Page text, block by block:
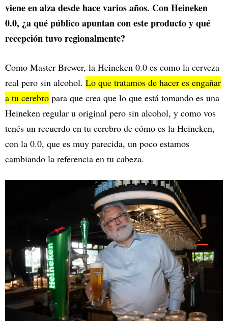
viene en alza desde hace varios años. Con Heineken
0.0, ¿a qué público apuntan con este producto y qué
recepción tuvo regionalmente?
Como Master Brewer, la Heineken 0.0 es como la cerveza
real pero sin alcohol. Lo que tratamos de hacer es engañar
a tu cerebro para que crea que lo que está tomando es una
Heineken regular u original pero sin alcohol, y como vos
tenés un recuerdo en tu cerebro de cómo es la Heineken,
con la 0.0, que es muy parecida, un poco estamos
cambiando la referencia en tu cabeza.